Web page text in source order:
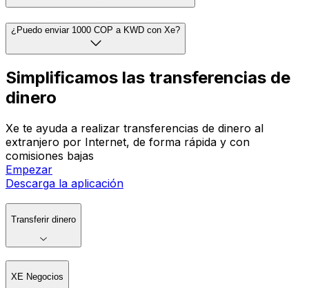
¿Puedo enviar 1000 COP a KWD con Xe?
Simplificamos las transferencias de
dinero
Xe te ayuda a realizar transferencias de dinero al
extranjero por Internet, de forma rápida y con
comisiones bajas
Empezar
Descarga la aplicación
Transferir dinero
XE Negocios